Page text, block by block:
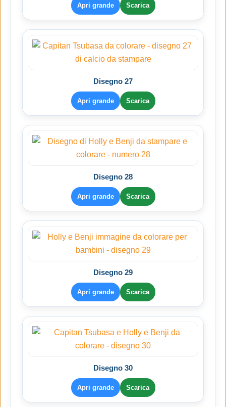
Apri grande Scarica
Disegno 27
Apri grande Scarica
Disegno 28
Apri grande Scarica
Disegno 29
Apri grande Scarica
Disegno 30
Apri grande Scarica